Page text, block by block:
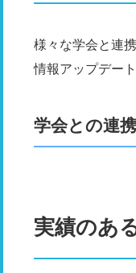
様々な学会と連
情報アップデー
学会との連
実績のあ